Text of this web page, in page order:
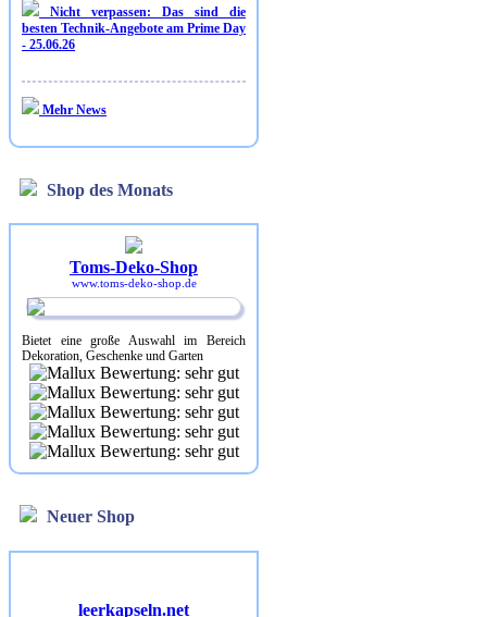
Nicht verpassen: Das sind die
besten Technik-Angebote am Prime Day
- 25.06.26
Mehr News
Shop des Monats
Toms-Deko-Shop
www.toms-deko-shop.de
Bietet eine große Auswahl im Bereich
Dekoration, Geschenke und Garten
Neuer Shop
leerkapseln.net